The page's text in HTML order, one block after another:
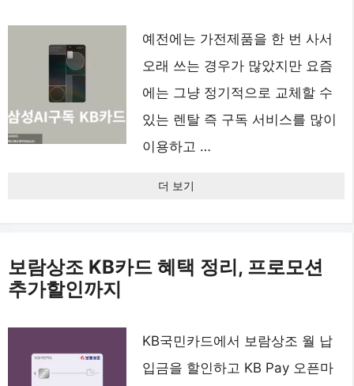
예전에는 가전제품을 한 번 사서
오래 쓰는 경우가 많았지만 요즘
에는 그냥 정기적으로 교체할 수
있는 렌탈 즉 구독 서비스를 많이
이용하고 …
더 보기
보람상조 KB카드 혜택 정리, 프로모션
추가할인까지
KB국민카드에서 보람상조 월 납
입금을 할인하고 KB Pay 오픈마